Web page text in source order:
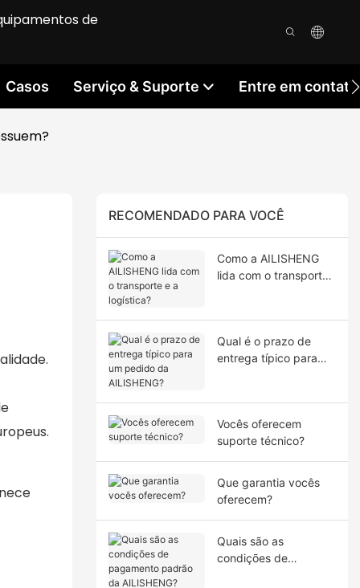
de
Casos Serviço & Suporte Entre em
RECOMENDADO PARA VOCÊ
Como a AILISHENG
lida com o transporte
Qual é o prazo de
entrega típico para
Vocês oferecem
suporte técnico?
Que garantia vocês
oferecem?
Quais são as
condições de